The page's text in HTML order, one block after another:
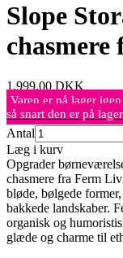
Slope
1.999,00 DKK
Varen er på lager
så snart den er på lager
Antal
Læg i kurv
Opgrader
chasmere fra Ferm
bløde, bølgede
bakkede landskaber.
organisk og
glæde og charme til